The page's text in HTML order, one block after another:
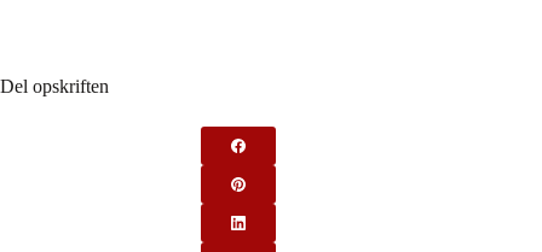
Del opskriften